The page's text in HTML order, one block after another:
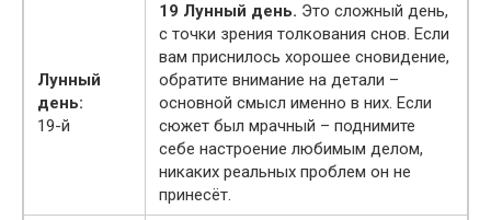
Лунный
день:
19-й
19 Лунный день. Это сложный день,
с точки зрения толкования снов. Если
вам приснилось хорошее сновидение,
обратите внимание на детали –
основной смысл именно в них. Если
сюжет был мрачный – поднимите
себе настроение любимым делом,
никаких реальных проблем он не
принесёт.